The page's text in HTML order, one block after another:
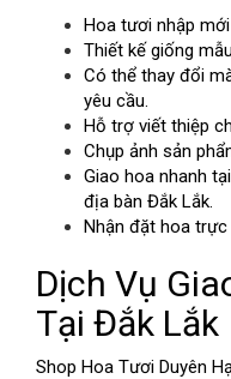
Hoa tươi nhập
Thiết kế giống
Có thể thay đổi
yêu cầu.
Hỗ trợ viết thiệp
Chụp ảnh sản
Giao hoa nhanh
địa bàn Đắk Lắk.
Nhận đặt hoa trực
Dịch Vụ
Tại Đắk Lắk
Shop Hoa Tươi Duyên